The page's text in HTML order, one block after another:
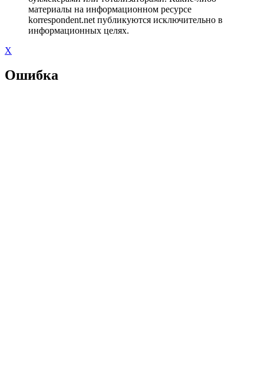
материалы на информационном ресурсе
korrespondent.net публикуются исключительно в
информационных целях.
X
Ошибка